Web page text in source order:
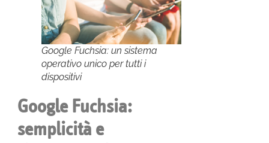
Google Fuchsia: un sistema
operativo unico per tutti i
dispositivi
Google Fuchsia:
semplicità e